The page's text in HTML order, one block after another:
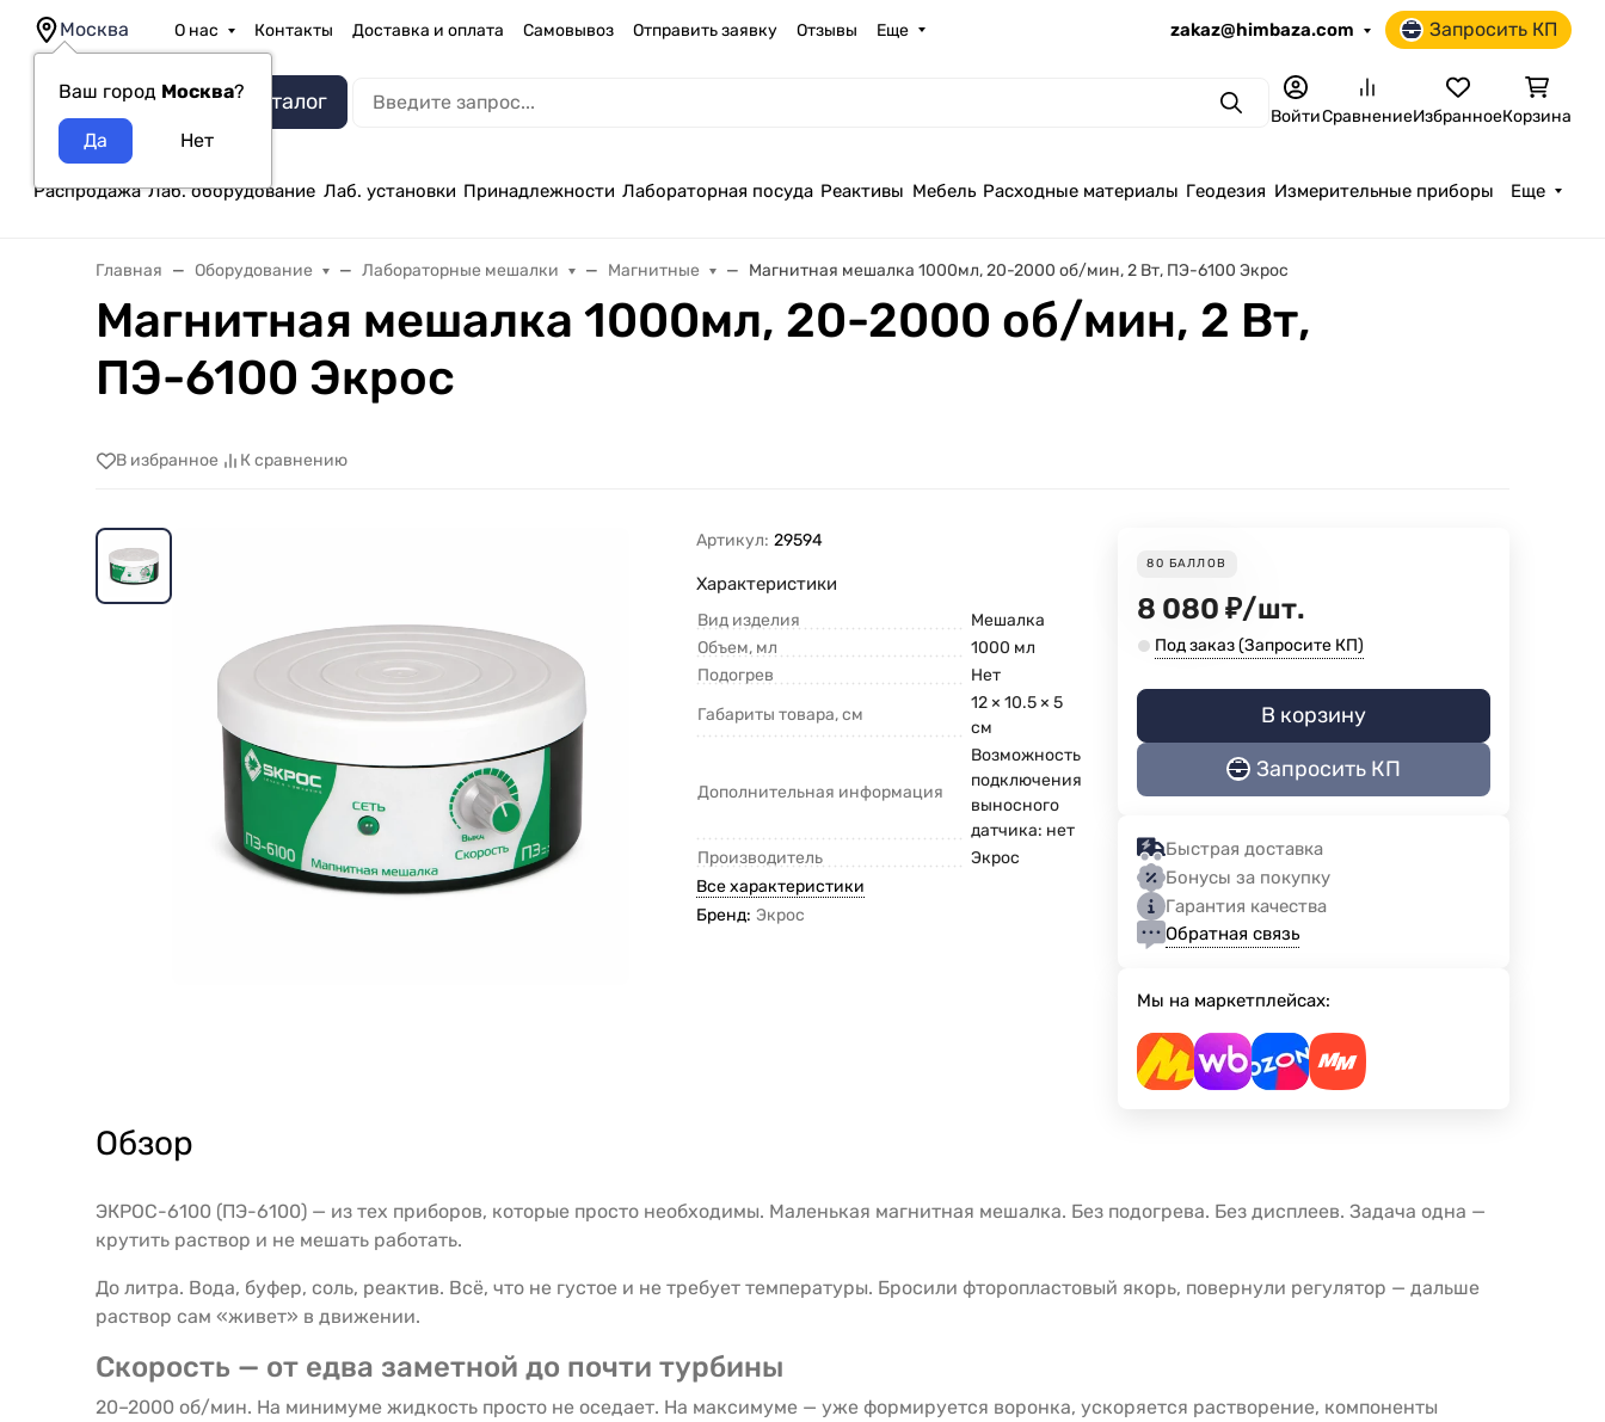
Москва
Ваш город Москва?
О нас Контакты Доставка и оплата Самовывоз Отправить заявку Отзывы Еще zakaz@himbaza.com Запросить КП
Каталог ПоискВойтиСравнениеИзбранноеКорзина
Распродажа Лаб. оборудование Лаб. установки Принадлежности Лабораторная посуда Реактивы Мебель Расходные материалы Геодезия Измерительные приборы Еще
Главная Оборудование Лабораторные мешалки Магнитные Магнитная мешалка 1000мл, 20-2000 об/мин, 2 Вт, ПЭ-6100 Экрос
Магнитная мешалка 1000мл, 20-2000 об/мин, 2 Вт,
ПЭ-6100 Экрос
В избранное К сравнению
Артикул: 29594
Характеристики
Вид изделия
Мешалка
Объем, мл
1000 мл
Подогрев
Нет
Габариты товара, см
12 × 10.5 × 5
см
Дополнительная информация
Возможность
подключения
выносного
датчика: нет
Производитель
Экрос
Все характеристики
Бренд: Экрос
80 БАЛЛОВ
8 080 ₽/шт.
Под заказ (Запросите КП)
В корзину
Запросить КП
Быстрая доставка
Бонусы за покупку
Гарантия качества
Обратная связь
Мы на маркетплейсах:
Обзор
ЭКРОС-6100 (ПЭ-6100) — из тех приборов, которые просто необходимы. Маленькая магнитная мешалка. Без подогрева. Без дисплеев. Задача одна —
крутить раствор и не мешать работать.
До литра. Вода, буфер, соль, реактив. Всё, что не густое и не требует температуры. Бросили фторопластовый якорь, повернули регулятор — дальше
раствор сам «живет» в движении.
Скорость — от едва заметной до почти турбины
20–2000 об/мин. На минимуме жидкость просто не оседает. На максимуме — уже формируется воронка, ускоряется растворение, компоненты